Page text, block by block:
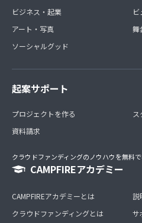
ビジネス・起業
アート・写真
ソーシャルグッド
舞
起案サポート
プロジェクトを作る
資料請求
クラウドファンディングのノウハウを無料
CAMPFIREアカデミー
CAMPFIREアカデミーとは
クラウドファンディングとは
説
サ